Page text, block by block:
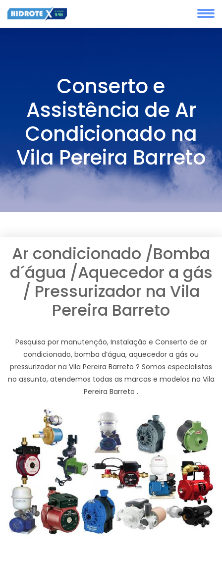
Conserto e
Assistência de Ar
Condicionado na
Vila Pereira Barreto
Ar condicionado /Bomba
d´água /Aquecedor a gás
/ Pressurizador na Vila
Pereira Barreto
Pesquisa por manutenção, Instalação e Conserto de ar
condicionado, bomba d’água, aquecedor a gás ou
pressurizador na Vila Pereira Barreto ? Somos especialistas
no assunto, atendemos todas as marcas e modelos na Vila
Pereira Barreto .